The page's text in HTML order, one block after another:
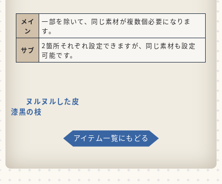
メイ
ン
一部を除いて、同じ素材が複数個必要になりま
す。
サブ
2箇所それぞれ設定できますが、同じ素材も設定
可能です。
ヌルヌルした皮
漆黒の枝
アイテム一覧にもどる